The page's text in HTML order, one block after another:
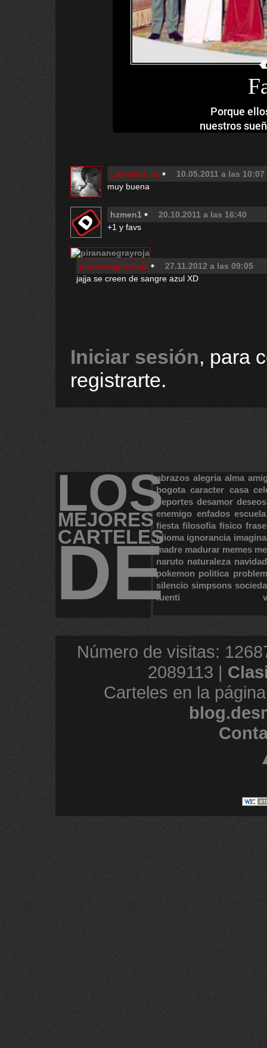
Porque
nuestros
LittleGirl_xx
10.05.2011 a las 10:07
muy buena
hzmen1
20.10.2011 a las 16:40
+1 y favs
pirananegrayroja
27.11.2012 a las 09:05
jajja se creen de sangre azul XD
Iniciar sesión, para
registrarte.
LOS
MEJORES
CARTELES
DE
abrazos alegria alma
bogota caracter casa
deportes desamor deseos
enemigo enfados escuela
fiesta filosofia fisico
idioma ignorancia
madre madurar memes
naruto naturaleza navidad
pokemon politica
silencio simpsons
tuenti
Número de visitas:
2089113 |
Carteles en la